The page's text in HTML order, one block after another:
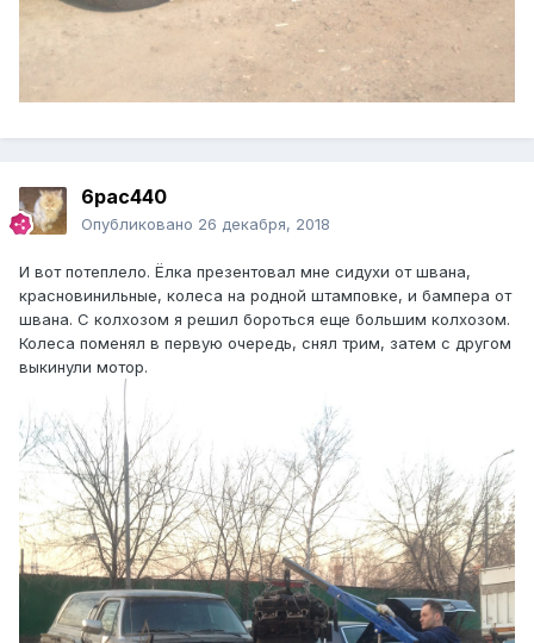
6pac440
Опубликовано 26 декабря, 2018
И вот потеплело. Ёлка презентовал мне сидухи от швана,
красновинильные, колеса на родной штамповке, и бампера от
швана. С колхозом я решил бороться еще большим колхозом.
Колеса поменял в первую очередь, снял трим, затем с другом
выкинули мотор.